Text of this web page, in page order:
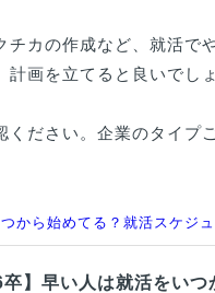
カの作成など、就活で
画を立てると良いでしょ
ださい。企業のタイプ
から始めてる？就活スケジ
卒】早い人は就活をい